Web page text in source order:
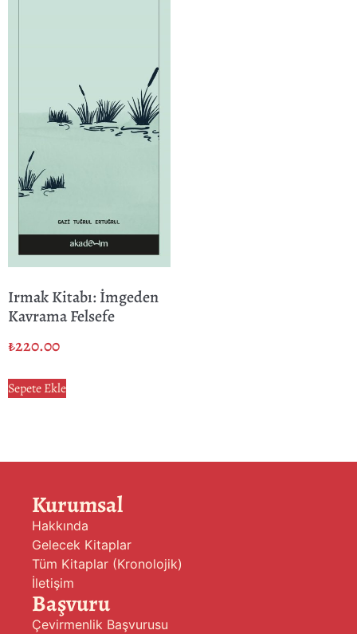
Irmak Kitabı: İmgeden
Kavrama Felsefe
₺220.00
Sepete Ekle
Kurumsal
Hakkında
Gelecek Kitaplar
Tüm Kitaplar (Kronolojik)
İletişim
Başvuru
Çevirmenlik Başvurusu